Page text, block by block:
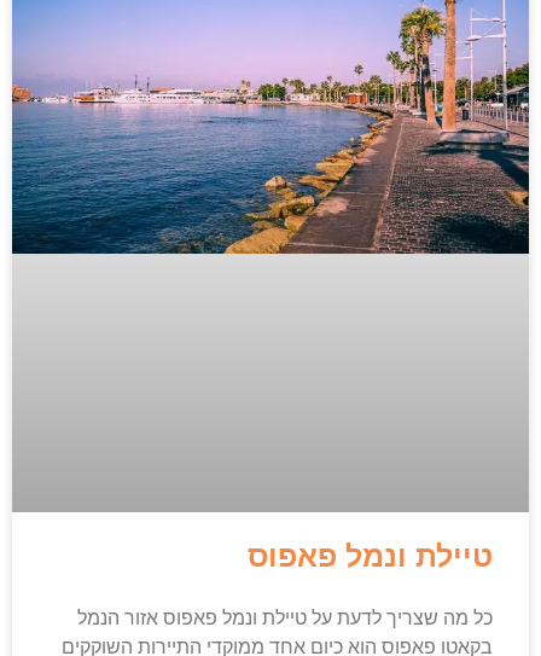
טיילת ונמל פאפוס
כל מה שצריך לדעת על טיילת ונמל פאפוס אזור הנמל
בקאטו פאפוס הוא כיום אחד ממוקדי התיירות השוקקים